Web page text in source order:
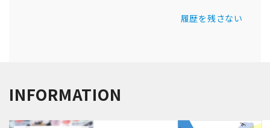
履歴を残さない
INFORMATION